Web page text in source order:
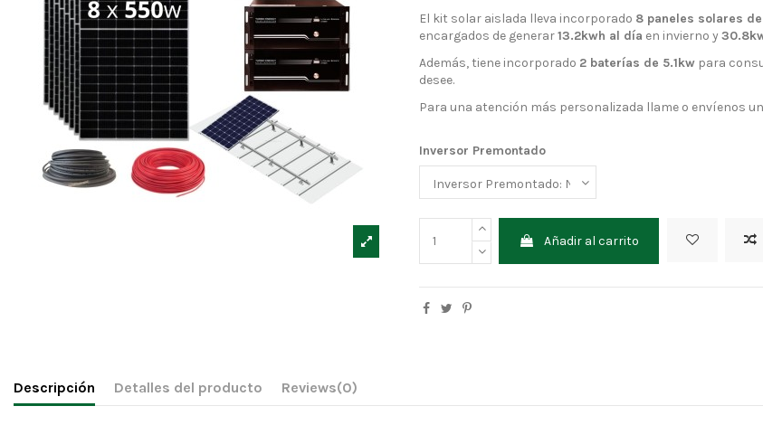
El kit solar aislada lleva incorporado 8 paneles solares
encargados de generar13.2kwh al día en invierno y
Además, tiene incorporado 2 baterías de 5.1kwpara
desee.
Para una atención más personalizada llame o envíenos
Inversor Premontado
Añadir al carrito
Descripción Detalles del producto Reviews(0)